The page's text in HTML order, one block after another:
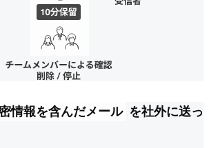
情報を含んだメール を社外に送っ